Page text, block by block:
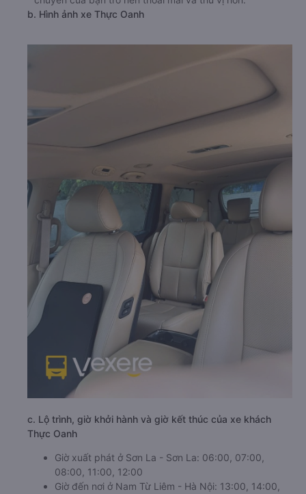
b. Hình ảnh xe Thực Oanh
c. Lộ trình, giờ khởi hành và giờ kết thúc của xe khách
Thực Oanh
Giờ xuất phát ở Sơn La - Sơn La: 06:00, 07:00,
08:00, 11:00, 12:00
Giờ đến nơi ở Nam Từ Liêm - Hà Nội: 13:00, 14:00,